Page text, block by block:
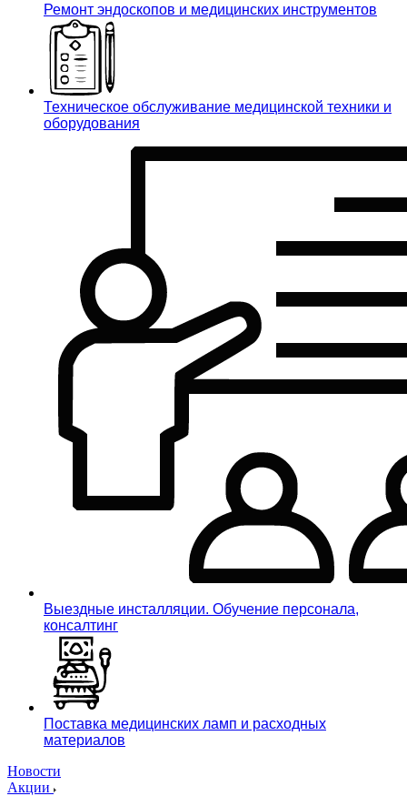
Ремонт эндоскопов и медицинских инструментов
Техническое обслуживание медицинской техники и
оборудования
Выездные инсталляции. Обучение персонала,
консалтинг
Поставка медицинских ламп и расходных
материалов
Новости
Акции